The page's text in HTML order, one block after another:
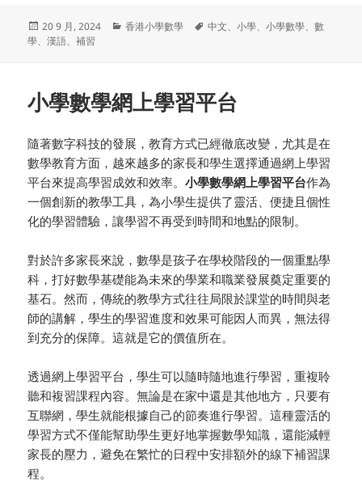
发
布
20 9 月, 2024
分
香港小學數學
标
中文、小學、小學數學、數
學、漢語、補習
小學數學網上學習平台
隨著數字科技的發展，教育方式已經徹底改變，尤其是在
數學教育方面，越來越多的家長和學生選擇通過網上學習
平台來提高學習成效和效率。小學數學網上學習平台作為
一個創新的教學工具，為小學生提供了靈活、便捷且個性
化的學習體驗，讓學習不再受到時間和地點的限制。
對於許多家長來說，數學是孩子在學校階段的一個重點學
科，打好數學基礎能為未來的學業和職業發展奠定重要的
基石。然而，傳統的教學方式往往局限於課堂的時間與老
師的講解，學生的學習進度和效果可能因人而異，無法得
到充分的保障。這就是它的價值所在。
透過網上學習平台，學生可以隨時隨地進行學習，重複聆
聽和複習課程內容。無論是在家中還是其他地方，只要有
互聯網，學生就能根據自己的節奏進行學習。這種靈活的
學習方式不僅能幫助學生更好地掌握數學知識，還能減輕
家長的壓力，避免在繁忙的日程中安排額外的線下補習課
程。